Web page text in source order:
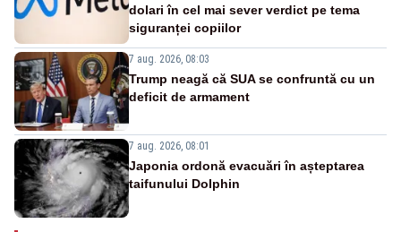
dolari în cel mai sever verdict pe tema
siguranței copiilor
7 aug. 2026, 08:03
Trump neagă că SUA se confruntă cu un
deficit de armament
7 aug. 2026, 08:01
Japonia ordonă evacuări în așteptarea
taifunului Dolphin